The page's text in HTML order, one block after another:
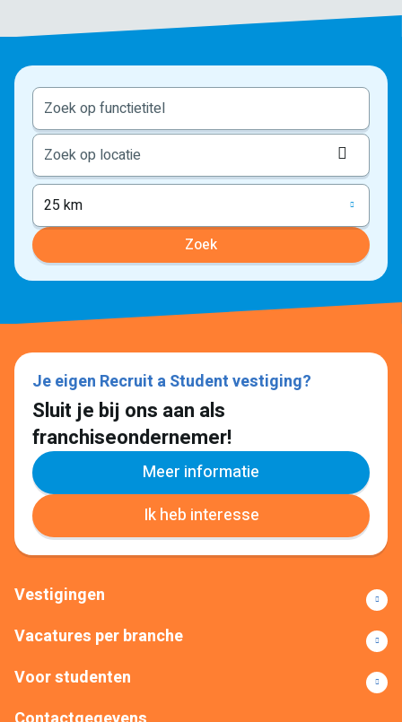
25 km
Zoek
Je eigen Recruit a Student vestiging?
Sluit je bij ons aan als
franchiseondernemer!
Meer informatie
Ik heb interesse
Vestigingen
Vacatures per branche
Voor studenten